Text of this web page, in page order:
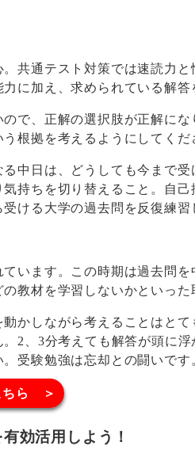
共通テスト対策では速読力
に加え、求められている解
で、正解の選択肢が正解に
根拠を考えるようにしてくだ
中日は、どうしても今まで
持ちを切り替えること。自
ける大学の過去問を反復練
います。この時期は過去問
教材を学習しないかといっ
かしながら考えることはと
2、3分考えても解答が頭に
受験勉強は忘却との闘いです
ちら ＞
効活用しよう！